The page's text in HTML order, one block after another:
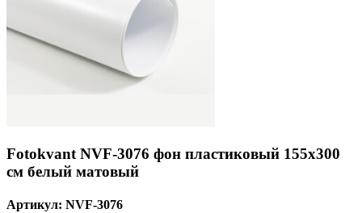
Fotokvant NVF-3076 фон пластиковый 155х300
см белый матовый
Артикул: NVF-3076